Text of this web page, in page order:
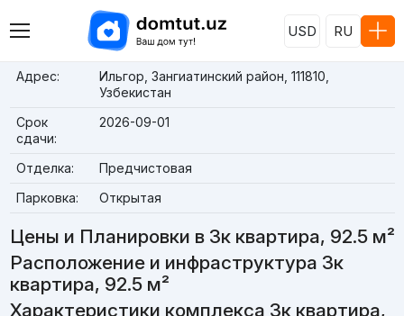
USD RU
Адрес:
Ильгор, Зангиатинский район, 111810,
Узбекистан
Срок
сдачи:
2026-09-01
Отделка:
Предчистовая
Парковка:
Открытая
Цены и Планировки в 3к квартира, 92.5 м²
Расположение и инфраструктура 3к
квартира, 92.5 м²
Характеристики комплекса 3к квартира,